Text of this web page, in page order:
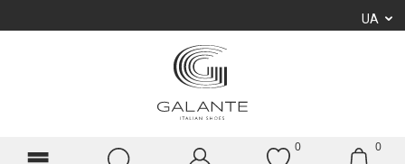
UA
0 0